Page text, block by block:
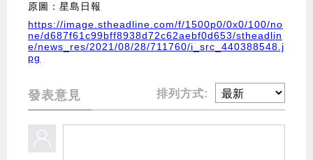
原圖：星島日報
https://image.stheadline.com/f/1500p0/0x0/100/no
ne/d687f61c99bff8938d72c62aebf0d653/stheadlin
e/news_res/2021/08/28/711760/i_src_440388548.j
pg
發表意見 排列方式: